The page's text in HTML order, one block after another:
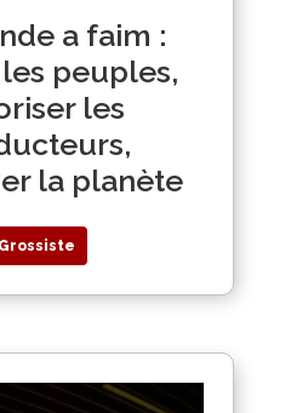
a faim :
peuples,
les
la planète
Grossiste